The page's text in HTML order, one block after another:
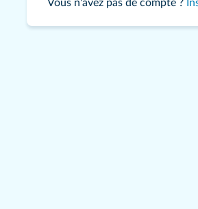
Vous n'avez pas de compte ?